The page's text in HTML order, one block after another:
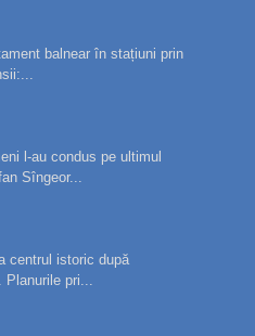
balnear în stațiuni prin
l-au condus pe ultimul
Sîngeor...
centrul istoric după
pri...